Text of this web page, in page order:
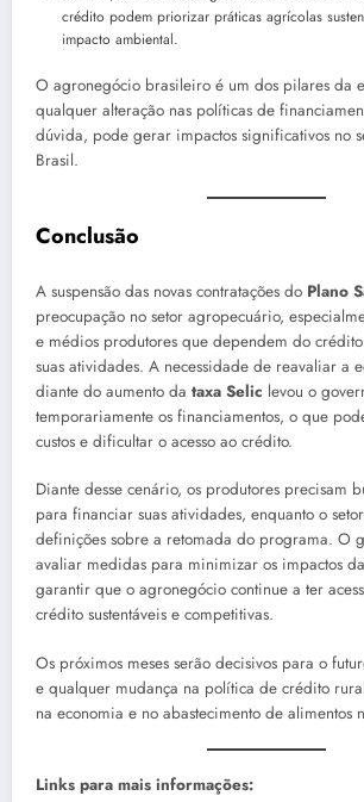
crédito podem priorizar práticas agrícolas
impacto ambiental.
O agronegócio brasileiro é um dos pilares da
qualquer alteração nas políticas de
dúvida, pode gerar impactos significativos no
Brasil.
Conclusão
A suspensão das novas contratações do Plano
preocupação no setor agropecuário,
e médios produtores que dependem do
suas atividades. A necessidade de reavaliar a
diante do aumento da taxa Selic levou o
temporariamente os financiamentos, o que
custos e dificultar o acesso ao crédito.
Diante desse cenário, os produtores precisam
para financiar suas atividades, enquanto o
definições sobre a retomada do programa. O
avaliar medidas para minimizar os impactos
garantir que o agronegócio continue a ter
crédito sustentáveis e competitivas.
Os próximos meses serão decisivos para o
e qualquer mudança na política de crédito
na economia e no abastecimento de alimentos
Links para mais informações: